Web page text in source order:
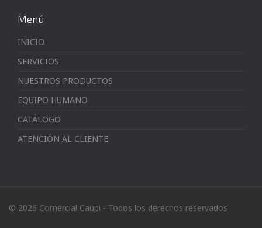
Menú
INICIO
SERVICIOS
NUESTROS PRODUCTOS
EQUIPO HUMANO
CATÁLOGO
ATENCIÓN AL CLIENTE
© 2026 Comercial Caupi - Todos los derechos reservados